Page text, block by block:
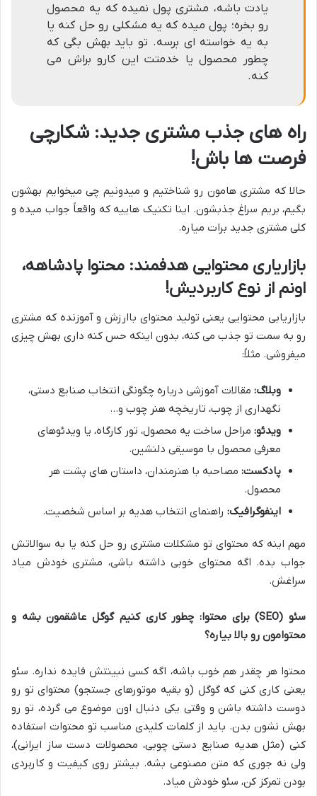
یادت باشه، مشتری پول نمیده که یه محصول
رو بخره؛ پول میده که یه مشکلی رو حل کنه یا
به یه خواسته ای برسه. تو باید بهش بگی که
چطور محصول یا خدمتت این کارو براش می
کنه.
راه های جذب مشتری جدید: شکارچی
فرصت ها باش!
حالا که مشتری هامون رو شناختیم و میدونیم چی میخوایم بهشون
بگیم، بریم سراغ جذبشون. اینا تکنیک هاییه که واقعاً جواب میده و
کلی مشتری جدید برات میاره.
بازاریاری محتوایی هدفمند: محتوا پادشاهه،
اونم از نوع کاربردیش!
بازاریابی محتوایی یعنی تولید محتوای باارزش و آموزنده که مشتری
رو به سمت تو جذب می کنه، بدون اینکه حس کنه داری بهش چیزی
میفروشی. مثلاً:
وبلاگ: مقالات آموزشی درباره چگونگی انتخاب صنایع دستی،
نگهداری از چوب، تاریخچه هنر چوب و…
ویدئو: مراحل ساخت یه محصول، تور کارگاه، یا ویدئوهای
معرفی محصول با موسیقی دلنشین.
پادکست: مصاحبه با هنرمندان، داستان های پشت هر
محصول.
اینفوگرافیک: راهنمای انتخاب هدیه بر اساس شخصیت.
مهم اینه که محتوای تو مشکلات مشتری رو حل کنه یا به سوالاتش
جواب بده. اگه محتوای خوبی داشته باشی، مشتری خودش میاد
سراغش.
سئو (SEO) برای محتوا: چطور کاری کنیم گوگل عاشقمون بشه و
محتوامون رو بالا بیاره؟
محتوا هر چقدر هم خوب باشه، اگه کسی نبینتش فایده نداره. سئو
یعنی کاری کنی که گوگل (و بقیه موتورهای جستجو) محتوای تو رو
دوست داشته باشن و وقتی یکی دنبال اون موضوع می گرده، تو رو
بهش نشون بدن. باید از کلمات کلیدی مناسب تو محتوات استفاده
کنی (مثل هدیه صنایع دستی چوبی، محصولات دست ساز ایرانی)،
ولی نه جوری که متن مصنوعی بشه. بیشتر روی کیفیت و کاربردی
بودن تمرکز کن، سئو خودش میاد.